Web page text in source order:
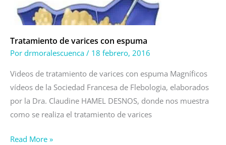
Tratamiento de varices con espuma
Por drmoralescuenca / 18 febrero, 2016
Videos de tratamiento de varices con espuma Magníficos
vídeos de la Sociedad Francesa de Flebologia, elaborados
por la Dra. Claudine HAMEL DESNOS, donde nos muestra
como se realiza el tratamiento de varices
Read More »